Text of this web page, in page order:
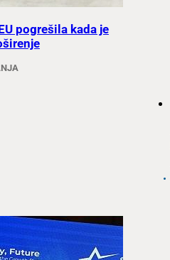
pogrešila kada je